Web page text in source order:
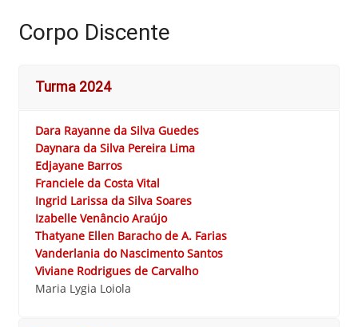
Corpo Discente
Turma 2024
Dara Rayanne da Silva Guedes
Daynara da Silva Pereira Lima
Edjayane Barros
Franciele da Costa Vital
Ingrid Larissa da Silva Soares
Izabelle Venâncio Araújo
Thatyane Ellen Baracho de A. Farias
Vanderlania do Nascimento Santos
Viviane Rodrigues de Carvalho
Maria Lygia Loiola